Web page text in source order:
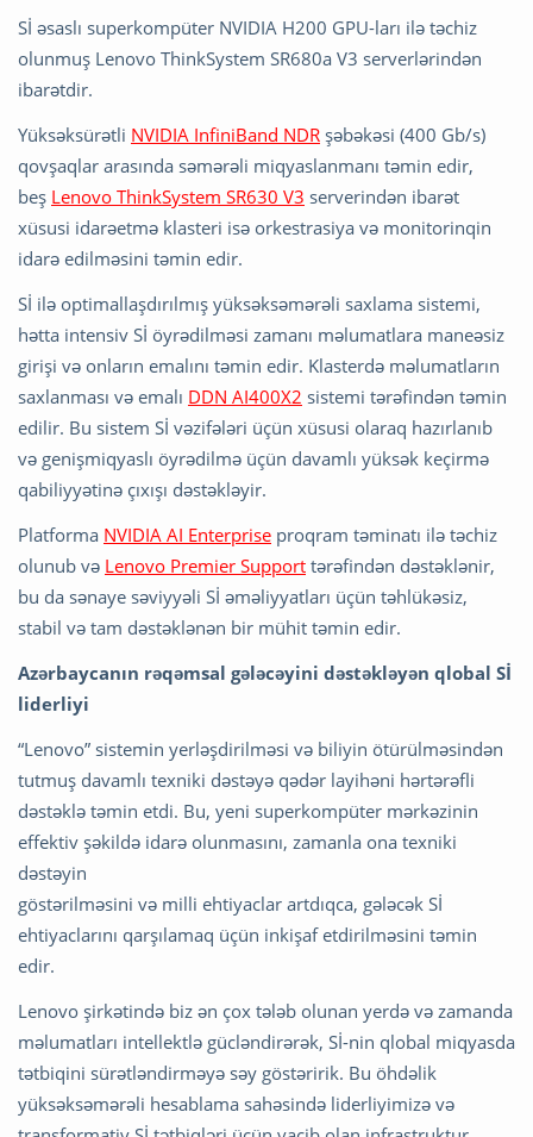
Sİ əsaslı superkompüter NVIDIA H200 GPU-ları ilə təchiz
olunmuş Lenovo ThinkSystem SR680a V3 serverlərindən
ibarətdir.
Yüksəksürətli NVIDIA InfiniBand NDR şəbəkəsi (400 Gb/s)
qovşaqlar arasında səmərəli miqyaslanmanı təmin edir,
beş Lenovo ThinkSystem SR630 V3 serverindən ibarət
xüsusi idarəetmə klasteri isə orkestrasiya və monitorinqin
idarə edilməsini təmin edir.
Sİ ilə optimallaşdırılmış yüksəksəmərəli saxlama sistemi,
hətta intensiv Sİ öyrədilməsi zamanı məlumatlara maneəsiz
girişi və onların emalını təmin edir. Klasterdə məlumatların
saxlanması və emalı DDN AI400X2 sistemi tərəfindən təmin
edilir. Bu sistem Sİ vəzifələri üçün xüsusi olaraq hazırlanıb
və genişmiqyaslı öyrədilmə üçün davamlı yüksək keçirmə
qabiliyyətinə çıxışı dəstəkləyir.
Platforma NVIDIA AI Enterprise proqram təminatı ilə təchiz
olunub və Lenovo Premier Support tərəfindən dəstəklənir,
bu da sənaye səviyyəli Sİ əməliyyatları üçün təhlükəsiz,
stabil və tam dəstəklənən bir mühit təmin edir.
Azərbaycanın rəqəmsal gələcəyini dəstəkləyən qlobal Sİ
liderliyi
“Lenovo” sistemin yerləşdirilməsi və biliyin ötürülməsindən
tutmuş davamlı texniki dəstəyə qədər layihəni hərtərəfli
dəstəklə təmin etdi. Bu, yeni superkompüter mərkəzinin
effektiv şəkildə idarə olunmasını, zamanla ona texniki
dəstəyin
göstərilməsini və milli ehtiyaclar artdıqca, gələcək Sİ
ehtiyaclarını qarşılamaq üçün inkişaf etdirilməsini təmin
edir.
Lenovo şirkətində biz ən çox tələb olunan yerdə və zamanda
məlumatları intellektlə gücləndirərək, Sİ-nin qlobal miqyasda
tətbiqini sürətləndirməyə səy göstəririk. Bu öhdəlik
yüksəksəmərəli hesablama sahəsində liderliyimizə və